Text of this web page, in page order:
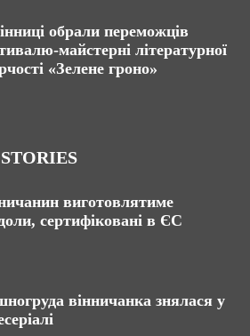
обрали переможців
майстерні літературної
«Зелене гроно»
виготовлятиме
сертифіковані в ЄС
вінничанка знялася у